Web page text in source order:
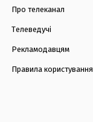
Про телеканал
Телеведучі
Рекламодавцям
Правила користування